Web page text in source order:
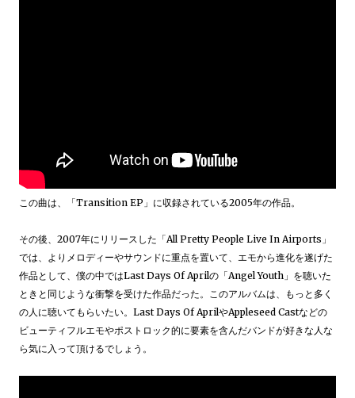
この曲は、「Transition EP」に収録されている2005年の作品。
その後、2007年にリリースした「All Pretty People Live In Airports」
では、よりメロディーやサウンドに重点を置いて、エモから進化を遂げた
作品として、僕の中ではLast Days Of Aprilの「Angel Youth」を聴いた
ときと同じような衝撃を受けた作品だった。このアルバムは、もっと多く
の人に聴いてもらいたい。Last Days Of AprilやAppleseed Castなどの
ビューティフルエモやポストロック的に要素を含んだバンドが好きな人な
ら気に入って頂けるでしょう。